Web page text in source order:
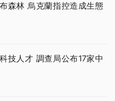
森林 烏克蘭指控造成生態
技人才 調查局公布17家中